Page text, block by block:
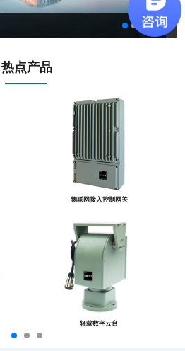
热点产品
物联网接入控制网关
轻载数字云台